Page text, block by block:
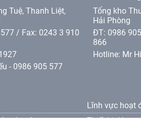
Tuệ, Thanh Liệt,
/ Fax: 0243 3 910
- 0986 905 577
Tổng kho
Hải Phòng
ĐT: 0986
866
Hotline: Mr
chuyên
Lĩnh vực hoạt
Thiết bị đào